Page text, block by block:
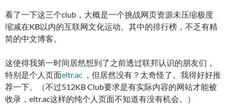
看了一下这三个club，大概是一个挑战网页资源未压缩极度
缩减在KB以内的互联网文化运动。其中的排行榜，不乏有精
简的中文博客。
这使得我第一时间居然想到了之前透过联邦认识的朋友们，
特别是个人页面eltr.ac ，但居然没有？太奇怪了。我得好好推
荐一下。（不过512KB Club要求是有实际内容的网站才能被
收录，eltr.ac这样的纯个人页面不知道有没有机会。）